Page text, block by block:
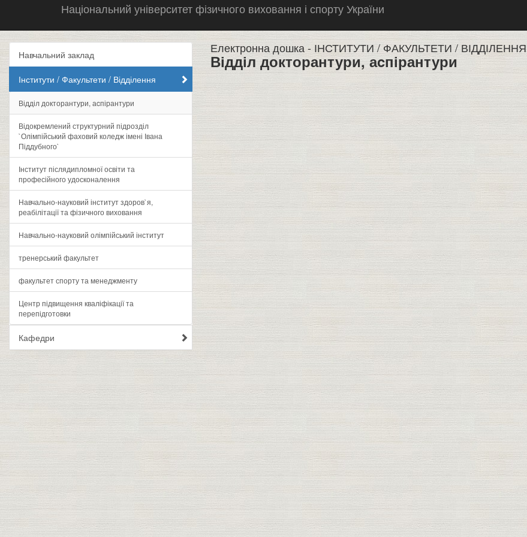
Національний університет фізичного виховання і спорту України
Навчальний заклад
Інститути / Факультети / Відділення
Відділ докторантури, аcпірантури
Відокремлений структурний підрозділ
`Олімпійський фаховий коледж імені Івана
Піддубного`
Інститут післядипломної освіти та
професійного удосконалення
Навчально-науковий інститут здоров`я,
реабілітації та фізичного виховання
Навчально-науковий олімпійський інститут
тренерський факультет
факультет спорту та менеджменту
Центр підвищення кваліфікації та
перепідготовки
Кафедри
Електронна дошка - ІНСТИТУТИ / ФАКУЛЬТЕТИ / ВІДДІЛЕННЯ
Відділ докторантури, аcпірантури